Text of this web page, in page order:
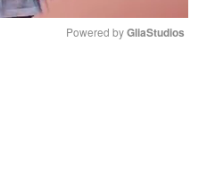
Powered by GliaStudios